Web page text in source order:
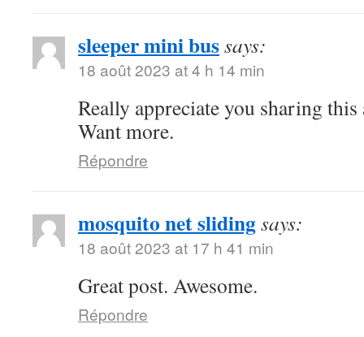
sleeper mini bussays:
18 août 2023 at 4 h 14 min
Really appreciate you sharing
Want more.
Répondre
mosquito net slidingsays:
18 août 2023 at 17 h 41 min
Great post. Awesome.
Répondre